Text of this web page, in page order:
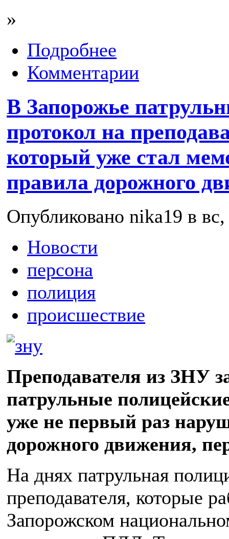
»
Подробнее
Комментарии
В Запорожье
протокол на
который уже стал
правила дорожного
Опубликовано nika19 в
Новости
персона
полиция
происшествие
Преподавателя из ЗНУ
патрульные
уже не первый раз
дорожного движения,
На днях патрульная
преподавателя, которые
Запорожском